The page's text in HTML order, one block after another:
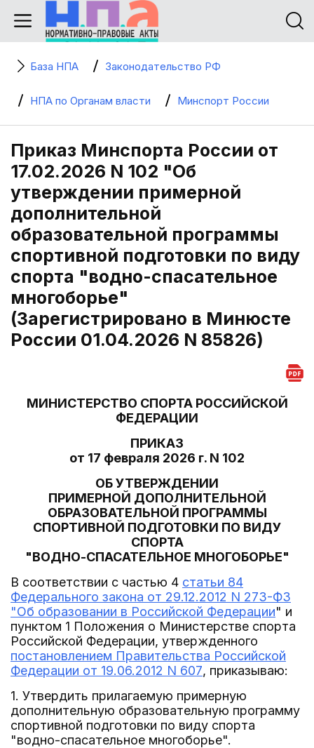
База НПА Законодательство РФ
НПА по Органам власти Минспорт России
Приказ Минспорта России от
17.02.2026 N 102 "Об
утверждении примерной
дополнительной
образовательной программы
спортивной подготовки по виду
спорта "водно-спасательное
многоборье"
(Зарегистрировано в Минюсте
России 01.04.2026 N 85826)
МИНИСТЕРСТВО СПОРТА РОССИЙСКОЙ
ФЕДЕРАЦИИ
ПРИКАЗ
от 17 февраля 2026 г. N 102
ОБ УТВЕРЖДЕНИИ
ПРИМЕРНОЙ ДОПОЛНИТЕЛЬНОЙ
ОБРАЗОВАТЕЛЬНОЙ ПРОГРАММЫ
СПОРТИВНОЙ ПОДГОТОВКИ ПО ВИДУ
СПОРТА
"ВОДНО-СПАСАТЕЛЬНОЕ МНОГОБОРЬЕ"
В соответствии с частью 4 статьи 84
Федерального закона от 29.12.2012 N 273-ФЗ
"Об образовании в Российской Федерации" и
пунктом 1 Положения о Министерстве спорта
Российской Федерации, утвержденного
постановлением Правительства Российской
Федерации от 19.06.2012 N 607, приказываю:
1. Утвердить прилагаемую примерную
дополнительную образовательную программу
спортивной подготовки по виду спорта
"водно-спасательное многоборье".